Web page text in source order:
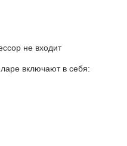
не входит
включают в себя: